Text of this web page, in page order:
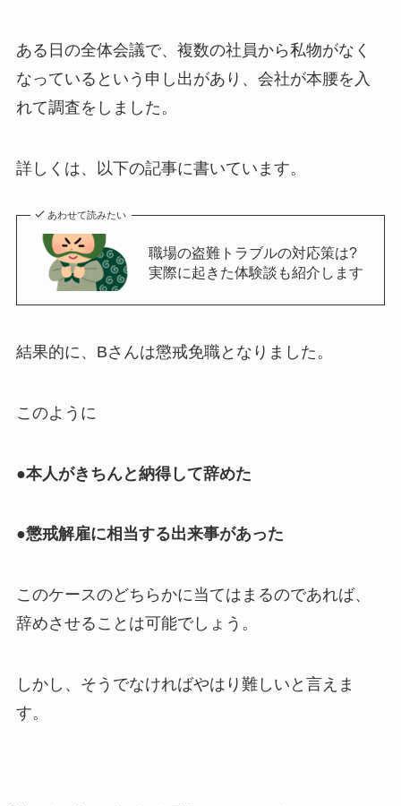
ある日の全体会議で、複数の社員から私物がなく
なっているという申し出があり、会社が本腰を入
れて調査をしました。
詳しくは、以下の記事に書いています。
あわせて読みたい
職場の盗難トラブルの対応策は?
実際に起きた体験談も紹介します
結果的に、Bさんは懲戒免職となりました。
このように
●本人がきちんと納得して辞めた
●懲戒解雇に相当する出来事があった
このケースのどちらかに当てはまるのであれば、
辞めさせることは可能でしょう。
しかし、そうでなければやはり難しいと言えま
す。